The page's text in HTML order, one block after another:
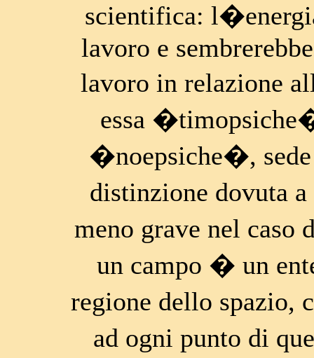
scientifica:
lavoro e
lavoro in relazione
essa
�noepsiche�, sede
distinzione dovuta
meno grave nel caso
un campo � un
regione dello spazio,
ad ogni punto di